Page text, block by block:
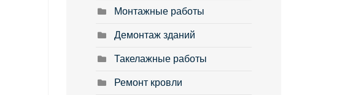
Монтажные работы
Демонтаж зданий
Такелажные работы
Ремонт кровли